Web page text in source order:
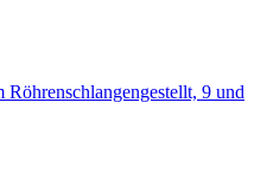
9 und